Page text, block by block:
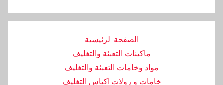
الصفحة الرئيسية
ماكينات التعبئة والتغليف
مواد وخامات التعبئة والتغليف
خامات و رولات اكياس التغليف